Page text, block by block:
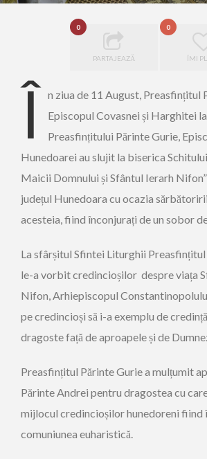
0
PARTAJEAZĂ
0
ÎMI
Î n ziua de 11 August, Preasfințitul
Episcopul Covasnei și Harghitei
Preasfințitului Părinte Gurie,
Hunedoarei au slujit la biserica
Maicii Domnului și Sfântul Ierarh
județul Hunedoara cu ocazia
acesteia, fiind înconjurați de un sobor
La sfârșitul Sfintei Liturghii
le-a vorbit credincioșilor despre viața
Nifon, Arhiepiscopul
pe credincioși să i-a exemplu de
dragoste față de aproapele și de
Preasfințitul Părinte Gurie a mulțumit
Părinte Andrei pentru dragostea cu
mijlocul credincioșilor hunedoreni fiind
comuniunea euharistică.